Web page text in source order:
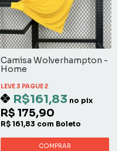
Camisa Wolverhampton -
Home
LEVE 3 PAGUE 2
R$161,83 no pix
R$ 175,90
R$ 161,83 com Boleto
COMPRAR